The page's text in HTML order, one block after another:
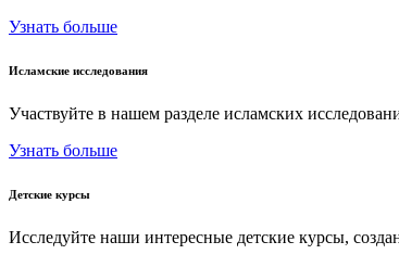
Узнать больше
Исламские исследования
Участвуйте в нашем разделе исламских
Узнать больше
Детские курсы
Исследуйте наши интересные детские курсы,